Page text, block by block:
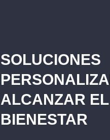
SOLUCIONES
ALCANZAR EL
BIENESTAR